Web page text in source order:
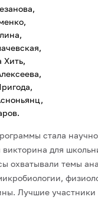
Хить,
стала
викторина для
охватывали темы
Лучшие участники